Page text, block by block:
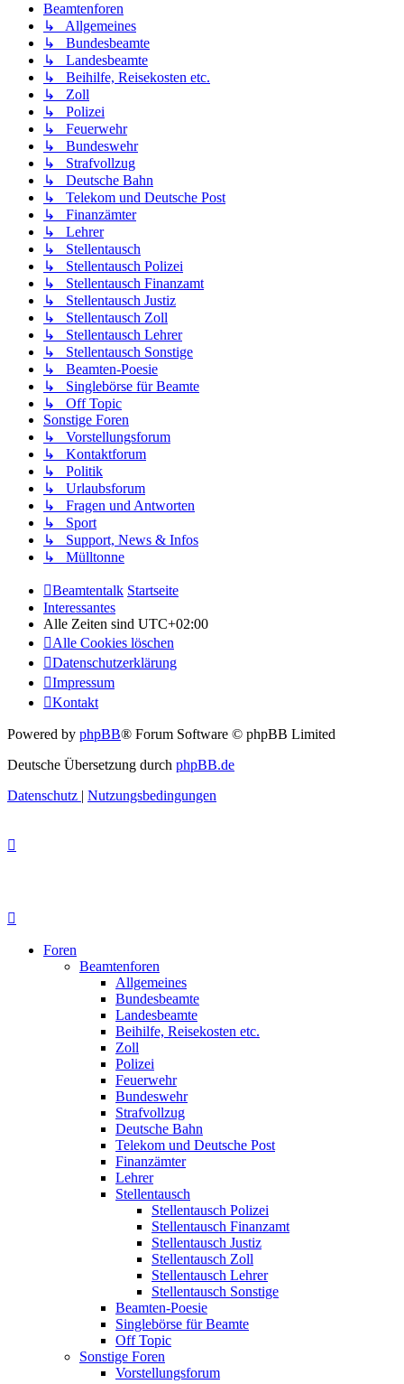
Beamtenforen
↳ Allgemeines
↳ Bundesbeamte
↳ Landesbeamte
↳ Beihilfe, Reisekosten etc.
↳ Zoll
↳ Polizei
↳ Feuerwehr
↳ Bundeswehr
↳ Strafvollzug
↳ Deutsche Bahn
↳ Telekom und Deutsche Post
↳ Finanzämter
↳ Lehrer
↳ Stellentausch
↳ Stellentausch Polizei
↳ Stellentausch Finanzamt
↳ Stellentausch Justiz
↳ Stellentausch Zoll
↳ Stellentausch Lehrer
↳ Stellentausch Sonstige
↳ Beamten-Poesie
↳ Singlebörse für Beamte
↳ Off Topic
Sonstige Foren
↳ Vorstellungsforum
↳ Kontaktforum
↳ Politik
↳ Urlaubsforum
↳ Fragen und Antworten
↳ Sport
↳ Support, News & Infos
↳ Mülltonne
Beamtentalk Startseite
Interessantes
Alle Zeiten sind UTC+02:00
Alle Cookies löschen
Datenschutzerklärung
Impressum
Kontakt
Powered by phpBB® Forum Software © phpBB Limited
Deutsche Übersetzung durch phpBB.de
Datenschutz | Nutzungsbedingungen
Foren
Beamtenforen
Allgemeines
Bundesbeamte
Landesbeamte
Beihilfe, Reisekosten etc.
Zoll
Polizei
Feuerwehr
Bundeswehr
Strafvollzug
Deutsche Bahn
Telekom und Deutsche Post
Finanzämter
Lehrer
Stellentausch
Stellentausch Polizei
Stellentausch Finanzamt
Stellentausch Justiz
Stellentausch Zoll
Stellentausch Lehrer
Stellentausch Sonstige
Beamten-Poesie
Singlebörse für Beamte
Off Topic
Sonstige Foren
Vorstellungsforum